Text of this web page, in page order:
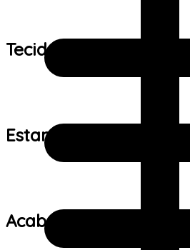
Tecido:
Estampa:
Acabamento: